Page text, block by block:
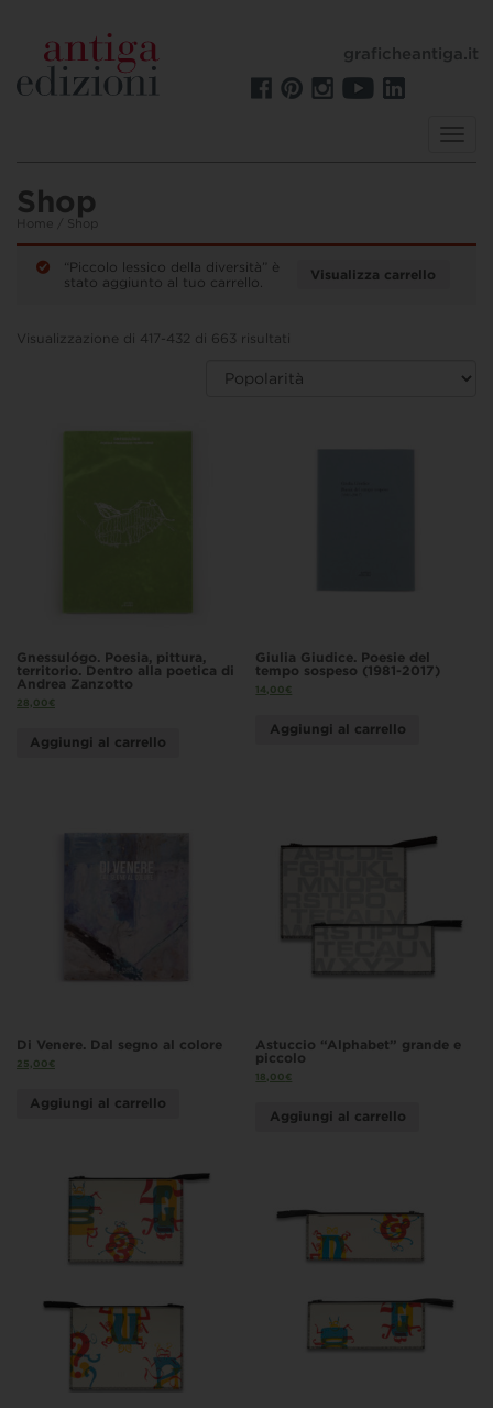
graficheantiga.it
Shop
Home / Shop
Visualizza carrello
“Piccolo lessico della diversità” è
stato aggiunto al tuo carrello.
Visualizzazione di 417-432 di 663 risultati
Gnessulógo. Poesia, pittura,
territorio. Dentro alla poetica di
Andrea Zanzotto
28,00€
Aggiungi al carrello
Giulia Giudice. Poesie del
tempo sospeso (1981-2017)
14,00€
Aggiungi al carrello
Di Venere. Dal segno al colore
25,00€
Aggiungi al carrello
Astuccio “Alphabet” grande e
piccolo
18,00€
Aggiungi al carrello